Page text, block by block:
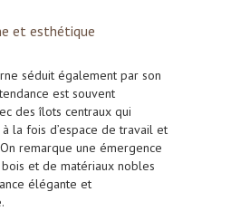
et esthétique
séduit également par son
est souvent
des îlots centraux qui
la fois d’espace de travail et
remarque une émergence
et de matériaux nobles
élégante et